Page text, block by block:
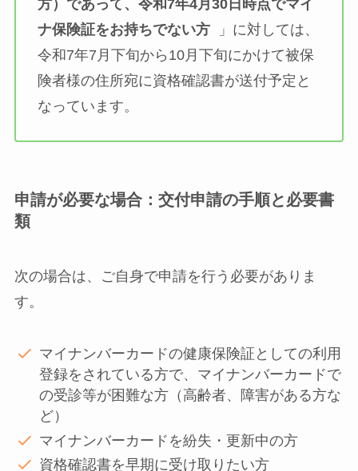
方）であって、令和7年4月30日時点でマイ
ナ保険証をお持ちでない方
」に対しては、
令和7年7月下旬から10月下旬にかけて被保
険者様の住所宛に資格確認書が送付予定と
なっています。
申請が必要な場合：交付申請の手順と必要書
類
次の場合は、ご自身で申請を行う必要がありま
す。
マイナンバーカードの健康保険証としての利用
登録をされている方で、マイナンバーカードで
の受診等が困難な方（高齢者、障害がある方な
ど）
マイナンバーカードを紛失・更新中の方
資格確認書を早期に受け取りたい方